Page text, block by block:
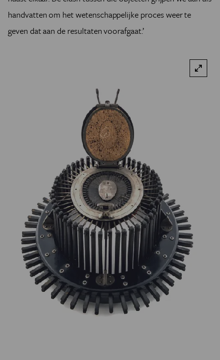
handvatten om het wetenschappelijke proces weer te
geven dat aan de resultaten voorafgaat.’